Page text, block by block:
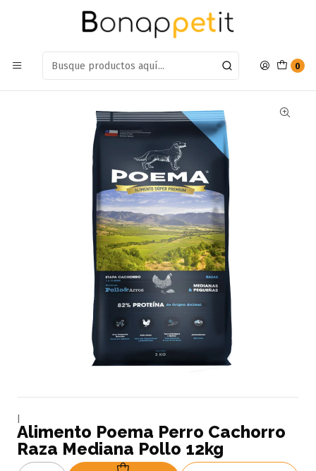
0
Estamos en: Antumalal 612, Quilicura Míranos en Maps
Alimento Poema Perro Cachorro Raza Mediana Pollo 12kg
Alimento Poema Perro Cachorro
Raza Mediana Pollo 12kg